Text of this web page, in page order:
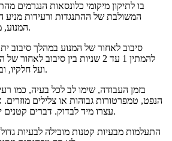
בו לתיקון מיקומי כלונסאות הנגרמים
המשולבת של ההתנגדות ורעידות מניע
המנוע, מה שמוביל לנזק לאורך זמן.
להמתין 1 עד 2 שניות בין סיבוב
ועל חלקיו, ובכך להאריך את חיי המנוע.
הנפט, טמפרטורות גבוהות או צלילים
עצרו מיד לבדוק. דברים קטנים יכולים למנוע בעיות גדולות.